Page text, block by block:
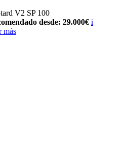
V2 SP 100
desde: 29.000€ i
más